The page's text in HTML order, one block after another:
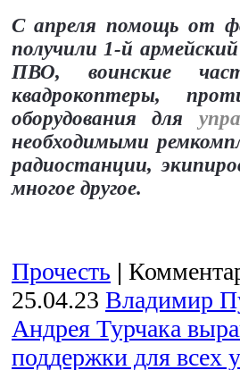
С апреля помощь от
получили 1-й
ПВО, воинские
квадрокоптеры,
оборудования для
необходимыми
радиостанции,
многое другое.
Прочесть |
25.04.23 Владимир
Андрея Турчака
поддержки для всех